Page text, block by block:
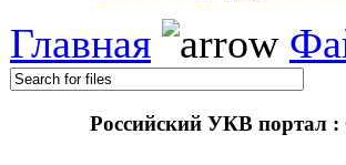
Главная
Российский УКВ портал